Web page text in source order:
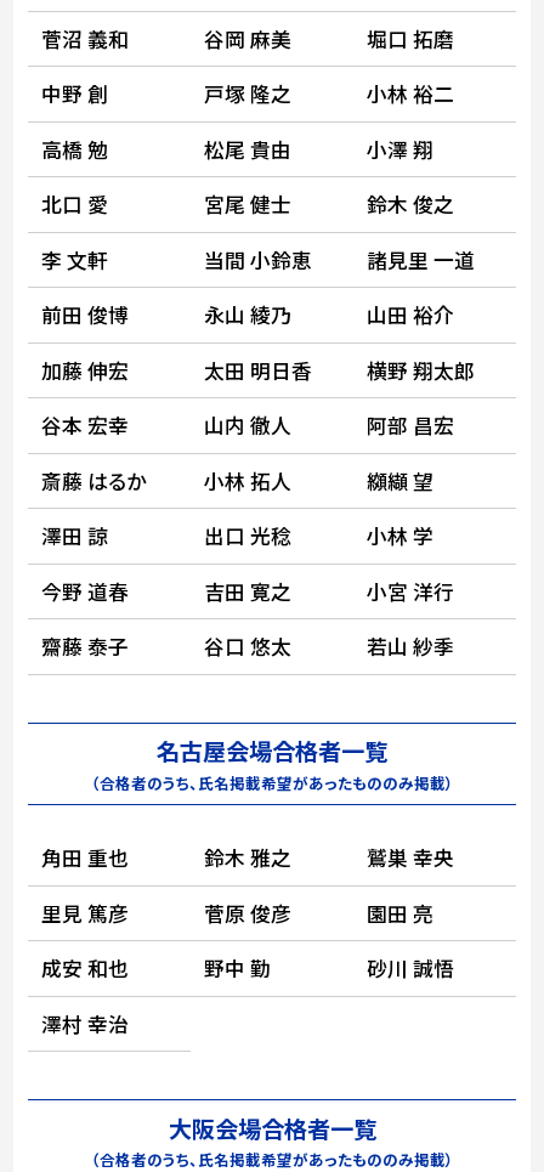
菅沼 義和
谷岡 麻美
堀口 拓磨
中野 創
戸塚 隆之
小林 裕二
高橋 勉
松尾 貴由
小澤 翔
北口 愛
宮尾 健士
鈴木 俊之
李 文軒
当間 小鈴恵
諸見里 一道
前田 俊博
永山 綾乃
山田 裕介
加藤 伸宏
太田 明日香
横野 翔太郎
谷本 宏幸
山内 徹人
阿部 昌宏
斎藤 はるか
小林 拓人
纐纈 望
澤田 諒
出口 光稔
小林 学
今野 道春
吉田 寛之
小宮 洋行
齋藤 泰子
谷口 悠太 若山 紗季
名古屋会場合格者一覧
（合格者のうち、氏名掲載希望があったもののみ掲載）
角田 重也 鈴木 雅之
鷲巣 幸央
里見 篤彦
菅原 俊彦
園田 亮
成安 和也
野中 勤
砂川 誠悟
澤村 幸治
大阪会場合格者一覧
（合格者のうち、氏名掲載希望があったもののみ掲載）